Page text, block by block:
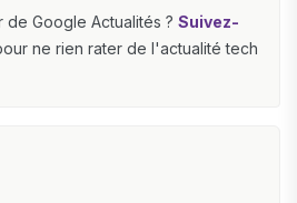
de Google Actualités ? Suivez-
ne rien rater de l'actualité tech